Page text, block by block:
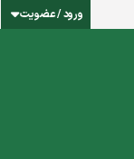
ورود / عضویت